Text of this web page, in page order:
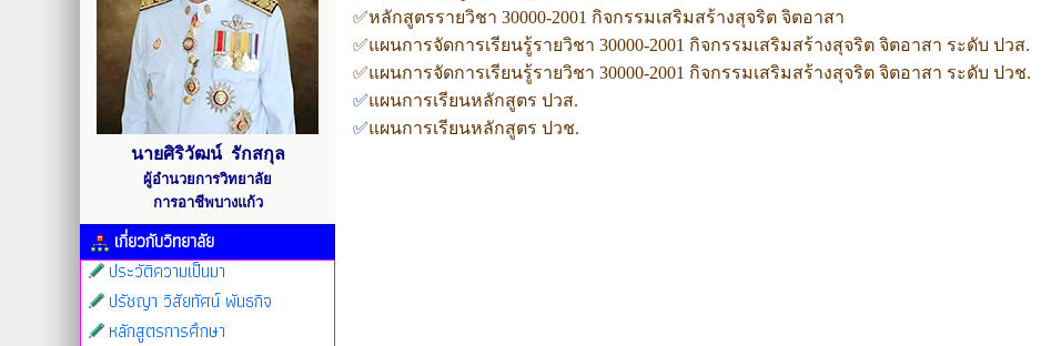
นายศิริวัฒน์ รักสกุล
ผู้อำนวยการวิทยาลัย
การอาชีพบางแก้ว
เกี่ยวกับวิทยาลัย
ประวัติความเป็นมา
ปรัชญา วิสัยทัศน์ พันธกิจ
หลักสูตรการศึกษา
✅หลักสูตรรายวิชา 30000-2001 กิจกรรมเสริมสร้างสุจริต จิตอาสา
✅แผนการจัดการเรียนรู้รายวิชา 30000-2001 กิจกรรมเสริมสร้างสุจริต จิตอาสา ระดับ ปวส.
✅แผนการจัดการเรียนรู้รายวิชา 30000-2001 กิจกรรมเสริมสร้างสุจริต จิตอาสา ระดับ ปวช.
✅แผนการเรียนหลักสูตร ปวส.
✅แผนการเรียนหลักสูตร ปวช.